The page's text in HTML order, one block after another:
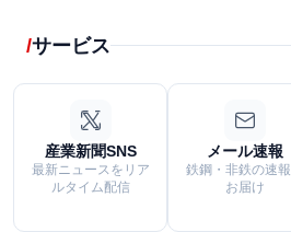
サービス
産業新聞SNS
最新ニュースをリア
ルタイム配信
メール速報
鉄鋼・非鉄の速
お届け